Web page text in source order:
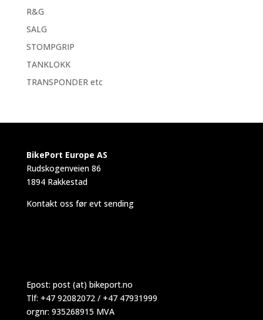
R&G
SALG
STOMPGRIP
TANKLOKK
TRANSPONDER etc
BikePort Europe AS
Rudskogenveien 86
1894 Rakkestad
Kontakt oss før evt sending
Epost: post (at) bikeport.no
Tlf: +47 92082072 / +47 47931999
orgnr: 935268915 MVA